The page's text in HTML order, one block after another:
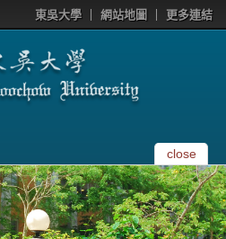
東吳大學 網站地圖 更多連結
close